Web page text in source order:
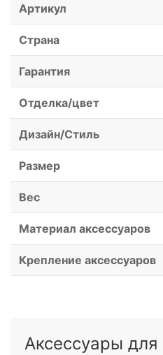
Артикул
Страна
Гарантия
Отделка/цвет
Дизайн/Стиль
Размер
Вес
Материал аксессуаров
Крепление аксессуаров
Аксессуары для